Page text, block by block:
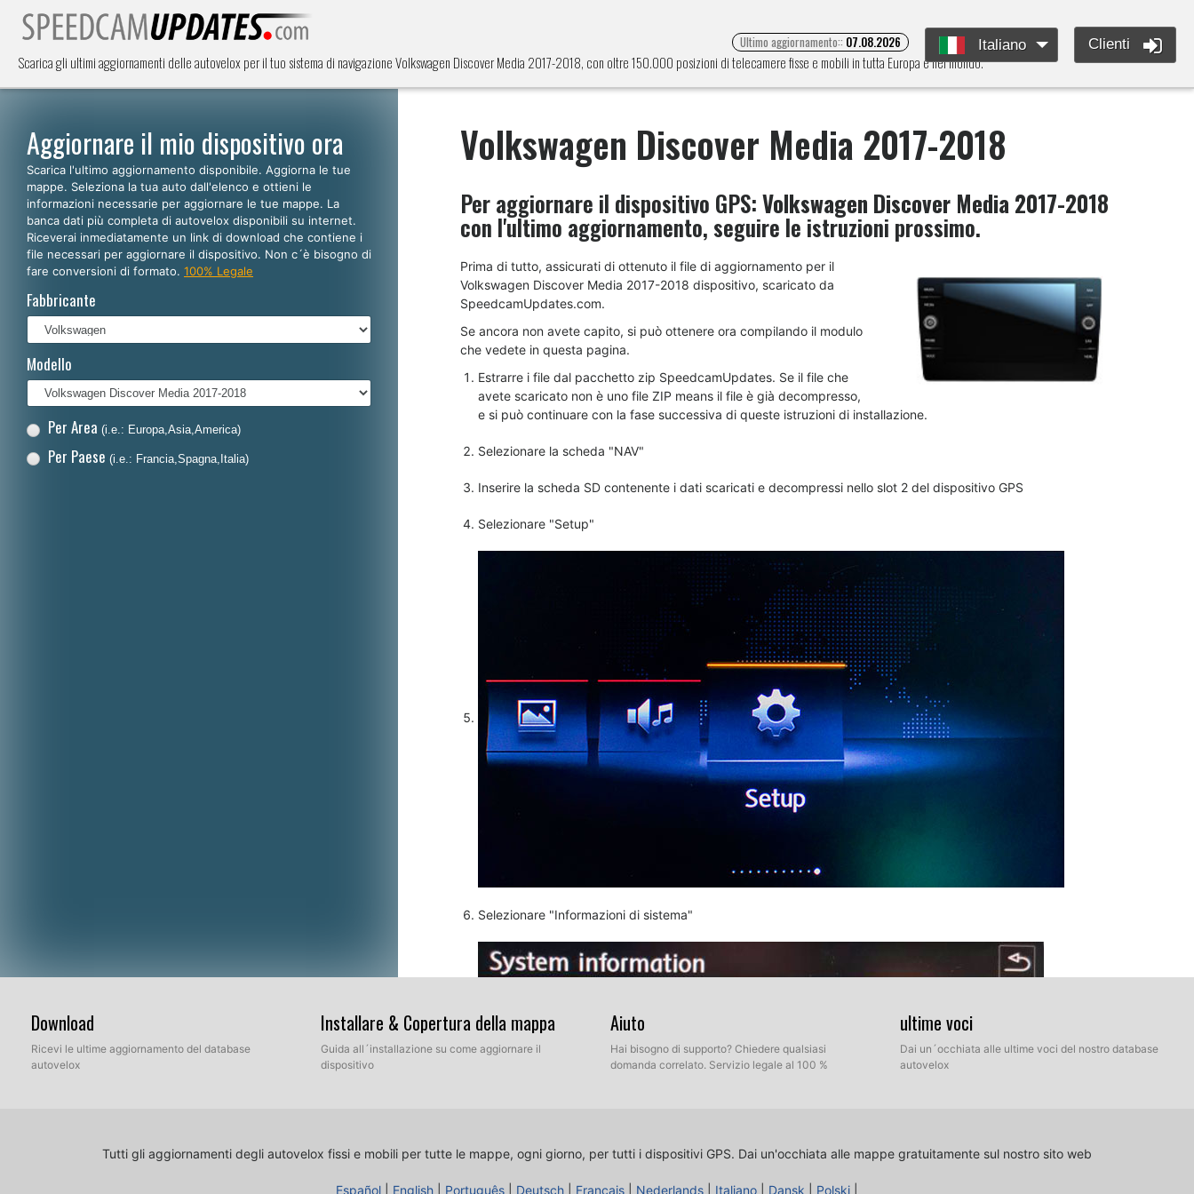
Scarica gli ultimi aggiornamenti delle autovelox per il tuo sistema di navigazione Volkswagen Discover Media 2017-2018, con oltre 150.000 posizioni di telecamere fisse e mobili in tutta Europa e nel mondo.
Ultimo aggiornamento:: 07.08.2026 Italiano Clienti
Aggiornare il mio dispositivo ora
Scarica l'ultimo aggiornamento disponibile. Aggiorna le tue
mappe. Seleziona la tua auto dall'elenco e ottieni le
informazioni necessarie per aggiornare le tue mappe. La
banca dati più completa di autovelox disponibili su internet.
Riceverai inmediatamente un link di download che contiene i
file necessari per aggiornare il dispositivo. Non c´è bisogno di
fare conversioni di formato. 100% Legale
Fabbricante
Modello
Per Area (i.e.: Europa,Asia,America)
Per Paese (i.e.: Francia,Spagna,Italia)
Volkswagen Discover Media 2017-2018
Per aggiornare il dispositivo GPS:Volkswagen Discover Media 2017-2018
con l'ultimo aggiornamento, seguire le istruzioni prossimo.
Prima di tutto, assicurati di ottenuto il file di aggiornamento per il
Volkswagen Discover Media 2017-2018 dispositivo, scaricato da
SpeedcamUpdates.com.
Se ancora non avete capito, si può ottenere ora compilando il modulo
che vedete in questa pagina.
Estrarre i file dal pacchetto zip SpeedcamUpdates. Se il file che
avete scaricato non è uno file ZIP means il file è già decompresso,
e si può continuare con la fase successiva di queste istruzioni di installazione.
Selezionare la scheda "NAV"
Inserire la scheda SD contenente i dati scaricati e decompressi nello slot 2 del dispositivo GPS
Selezionare "Setup"
Selezionare "Informazioni di sistema"
Download
Ricevi le ultime aggiornamento del database
autovelox
Installare & Copertura della mappa
Guida all´installazione su come aggiornare il
dispositivo
Aiuto
Hai bisogno di supporto? Chiedere qualsiasi
domanda correlato. Servizio legale al 100 %
ultime voci
Dai un´occhiata alle ultime voci del nostro database
autovelox
Tutti gli aggiornamenti degli autovelox fissi e mobili per tutte le mappe, ogni giorno, per tutti i dispositivi GPS. Dai un'occhiata alle mappe gratuitamente sul nostro sito web
Español English Português Deutsch Français Nederlands Italiano Dansk Polski